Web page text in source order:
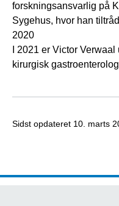
forskningsansvarlig på
Sygehus, hvor han
2020
I 2021 er Victor
kirurgisk
Sidst opdateret 10. marts